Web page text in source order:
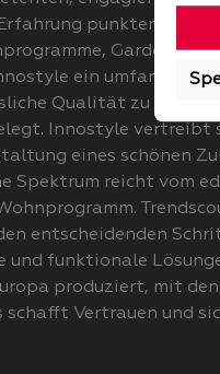
punkten. Auf
ein
Qualität zu einen
Innostyle vertreibt
eines schönen
Spektrum reicht vom
entscheidenden
funktionale
produziert, mit
schafft Vertrauen und